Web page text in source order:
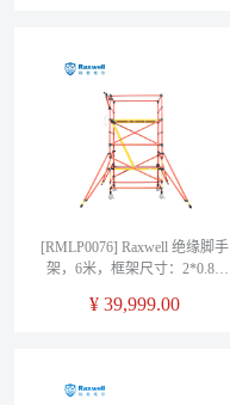
[RMLP0076] Raxwell 绝缘脚手
架，6米，框架尺寸：2*0.85
¥ 39,999.00